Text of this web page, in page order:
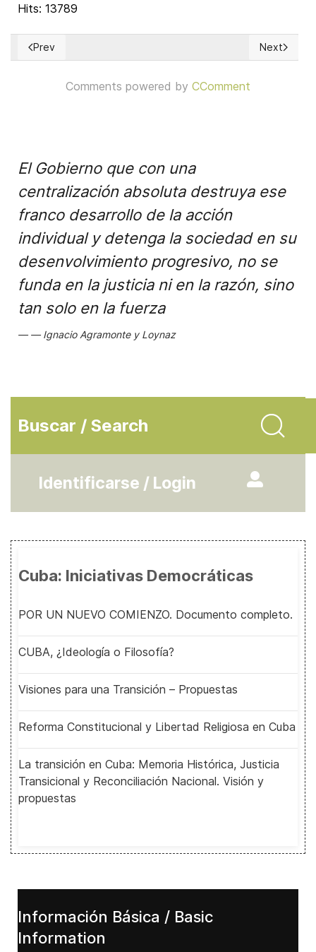
Hits: 13789
Previous article: Ley Natural
Prev Next
Next
Comments powered by CComment
El Gobierno que con una
centralización absoluta destruya ese
franco desarrollo de la acción
individual y detenga la sociedad en su
desenvolvimiento progresivo, no se
funda en la justicia ni en la razón, sino
tan solo en la fuerza
Ignacio Agramonte y Loynaz
Buscar / Search
Identificarse / Login
Cuba: Iniciativas Democráticas
POR UN NUEVO COMIENZO. Documento completo.
CUBA, ¿Ideología o Filosofía?
Visiones para una Transición – Propuestas
Reforma Constitucional y Libertad Religiosa en Cuba
La transición en Cuba: Memoria Histórica, Justicia
Transicional y Reconciliación Nacional. Visión y
propuestas
Información Básica / Basic
Information